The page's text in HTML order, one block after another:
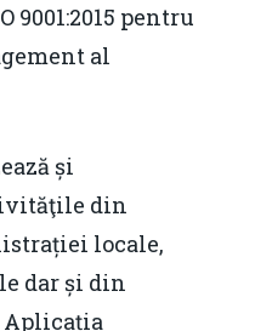
pentru
al
și
din
locale,
dar și din